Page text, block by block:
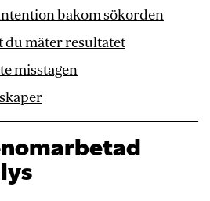
bakom sökorden
du mäter resultatet
misstagen